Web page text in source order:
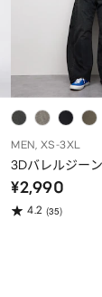
MEN, XS-3XL
3Dバレルジー
¥2,990
4.2 (35)